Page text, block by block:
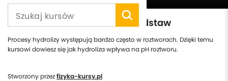
Chemia - hydroliza soli od podstaw
Procesy hydrolizy występują bardzo często w roztworach. Dzięki temu
kursowi dowiesz się jak hydroliza wpływa na pH roztworu.
Stworzony przezfizyka-kursy.pl